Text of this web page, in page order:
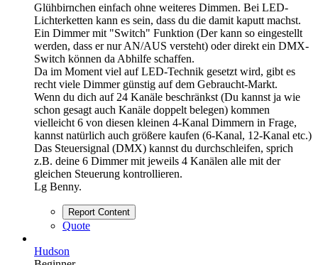
Glühbirnchen einfach ohne weiteres Dimmen. Bei LED-
Lichterketten kann es sein, dass du die damit kaputt machst.
Ein Dimmer mit "Switch" Funktion (Der kann so eingestellt
werden, dass er nur AN/AUS versteht) oder direkt ein DMX-
Switch können da Abhilfe schaffen.
Da im Moment viel auf LED-Technik gesetzt wird, gibt es
recht viele Dimmer günstig auf dem Gebraucht-Markt.
Wenn du dich auf 24 Kanäle beschränkst (Du kannst ja wie
schon gesagt auch Kanäle doppelt belegen) kommen
vielleicht 6 von diesen kleinen 4-Kanal Dimmern in Frage,
kannst natürlich auch größere kaufen (6-Kanal, 12-Kanal etc.)
Das Steuersignal (DMX) kannst du durchschleifen, sprich
z.B. deine 6 Dimmer mit jeweils 4 Kanälen alle mit der
gleichen Steuerung kontrollieren.
Lg Benny.
Report Content
Quote
Hudson